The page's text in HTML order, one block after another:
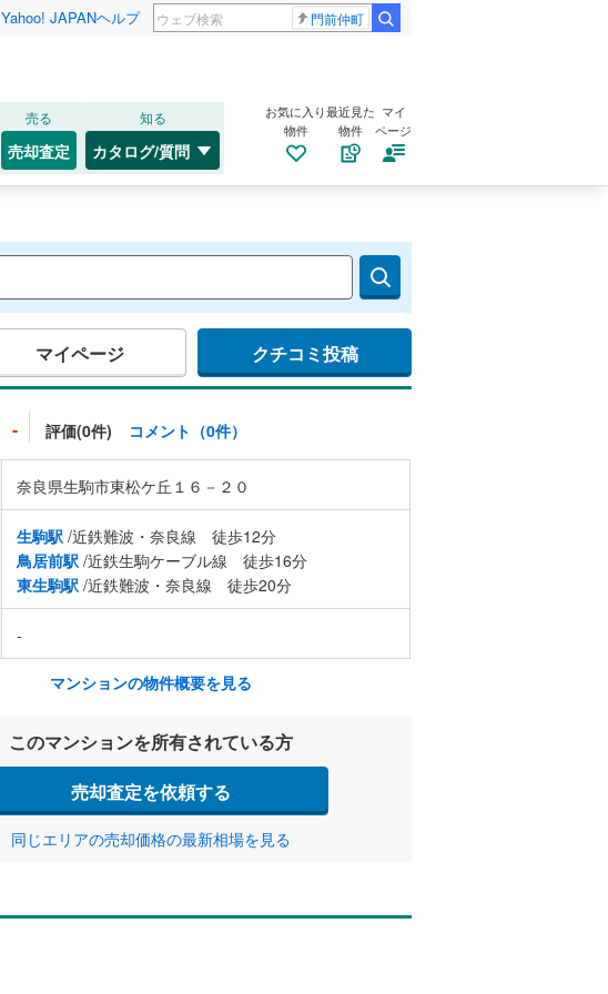
Yahoo! JAPANヘルプ 門前仲町
売る
売却査定
知る
カタログ/質問
お気に入り
物件
最近見た
物件
マイ
ページ
マイページ クチコミ投稿
- 評価(0件) コメント（0件）
奈良県生駒市東松ケ丘１６－２０
生駒駅 /近鉄難波・奈良線 徒歩12分
鳥居前駅 /近鉄生駒ケーブル線 徒歩16分
東生駒駅 /近鉄難波・奈良線 徒歩20分
-
マンションの物件概要を見る
このマンションを所有されている方
売却査定を依頼する
同じエリアの売却価格の最新相場を見る